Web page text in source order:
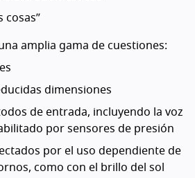
cosas”
amplia gama de cuestiones:
dimensiones
de entrada, incluyendo la voz
por sensores de presión
por el uso dependiente de
como con el brillo del sol